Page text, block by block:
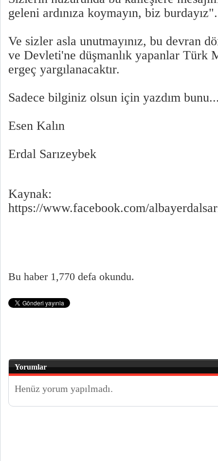
geleni ardınıza koymayın, biz burdayız".
Ve sizler asla unutmayınız, bu devran
ve Devleti'ne düşmanlık yapanlar Türk
ergeç yargılanacaktır.
Sadece bilginiz olsun için yazdım
Esen Kalın
Erdal Sarızeybek
Kaynak:
https://www.facebook.com/
Bu haber 1,770 defa okundu.
Yorumlar
Henüz yorum yapılmadı.